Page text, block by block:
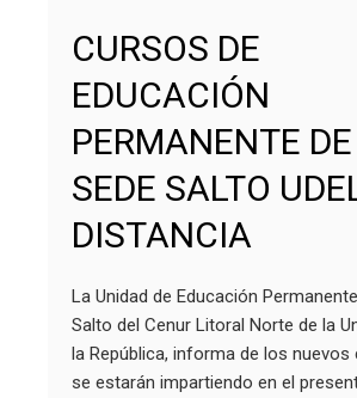
CURSOS DE
EDUCACIÓN
PERMANENTE
SEDE SALTO
DISTANCIA
La Unidad de Educación
Salto del Cenur Litoral Norte de la
la República, informa de los nuevos
se estarán impartiendo en el